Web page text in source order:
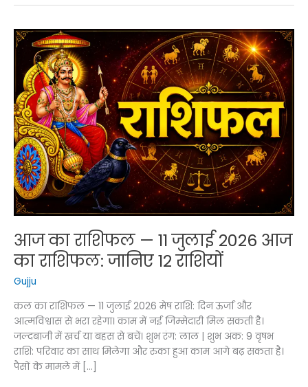
आज का राशिफल — 11 जुलाई 2026 आज
का राशिफल: जानिए 12 राशियों
Gujju
कल का राशिफल — 11 जुलाई 2026 मेष राशि: दिन ऊर्जा और
आत्मविश्वास से भरा रहेगा। काम में नई जिम्मेदारी मिल सकती है।
जल्दबाजी में खर्च या बहस से बचें। शुभ रंग: लाल | शुभ अंक: 9 वृषभ
राशि: परिवार का साथ मिलेगा और रुका हुआ काम आगे बढ़ सकता है।
पैसों के मामले में […]